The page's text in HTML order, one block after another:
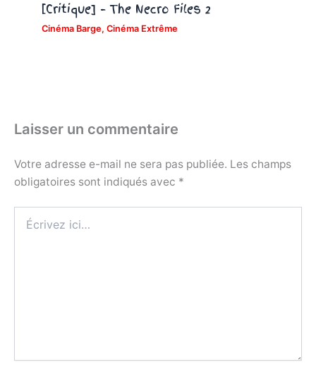
[Critique] – The Necro Files 2
Cinéma Barge, Cinéma Extrême
Laisser un commentaire
Votre adresse e-mail ne sera pas publiée. Les champs
obligatoires sont indiqués avec *
ici…